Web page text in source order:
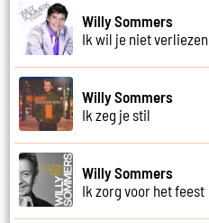
Willy Sommers
Ik wil je niet verliezen
Willy Sommers
Ik zeg je stil
Willy Sommers
Ik zorg voor het feest